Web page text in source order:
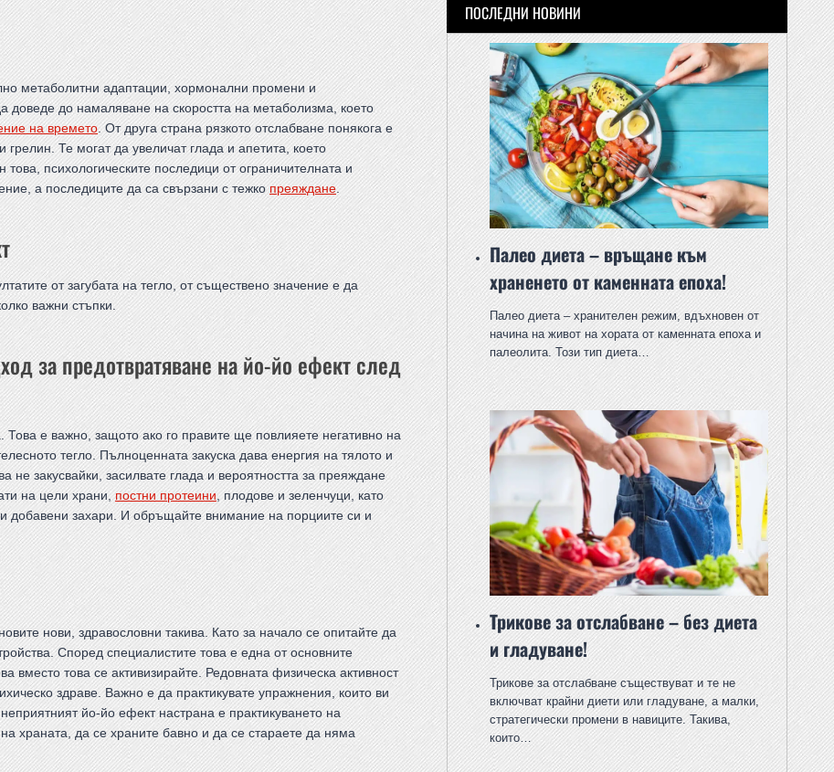
метаболитни адаптации, хормонални промени и
доведе до намаляване на скоростта на метаболизма, което
на времето. От друга страна рязкото отслабване понякога е
Те могат да увеличат глада и апетита, което
психологическите последици от ограничителната и
а последиците да са свързани с тежкопреяждане.
от загубата на тегло, от съществено значение е да
важни стъпки.
за предотвратяване на йо-йо ефект след
Това е важно, защото ако го правите ще повлияете негативно на
тегло. Пълноценната закуска дава енергия на тялото и
не закусвайки, засилвате глада и вероятността за преяждане
на цели храни,постни протеини, плодове и зеленчуци, като
захари. И обръщайте внимание на порциите си и
нови, здравословни такива. Като за начало се опитайте да
Според специалистите това е една от основните
вместо това се активизирайте. Редовната физическа активност
здраве. Важно е да практикувате упражнения, които ви
йо-йо ефект настрана е практикуването на
храната, да се храните бавно и да се стараете да няма
ПОСЛЕДНИ НОВИНИ
Палео диета – връщане към
храненето от каменната епоха!
Палео диета – хранителен режим, вдъхновен от
начина на живот на хората от каменната епоха и
палеолита. Този тип диета…
Трикове за отслабване – без диета
и гладуване!
Трикове за отслабване съществуват и те не
включват крайни диети или гладуване, а малки,
стратегически промени в навиците. Такива,
които…